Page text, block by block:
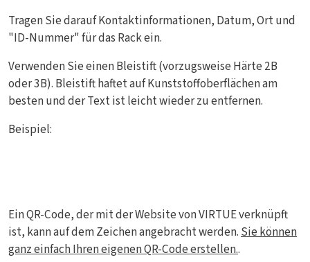
Tragen Sie darauf Kontaktinformationen, Datum, Ort und
"ID-Nummer" für das Rack ein.
Verwenden Sie einen Bleistift (vorzugsweise Härte 2B
oder 3B). Bleistift haftet auf Kunststoffoberflächen am
besten und der Text ist leicht wieder zu entfernen.
Beispiel:
Ein QR-Code, der mit der Website von VIRTUE verknüpft
ist, kann auf dem Zeichen angebracht werden.Sie können
ganz einfach Ihren eigenen QR-Code erstellen..